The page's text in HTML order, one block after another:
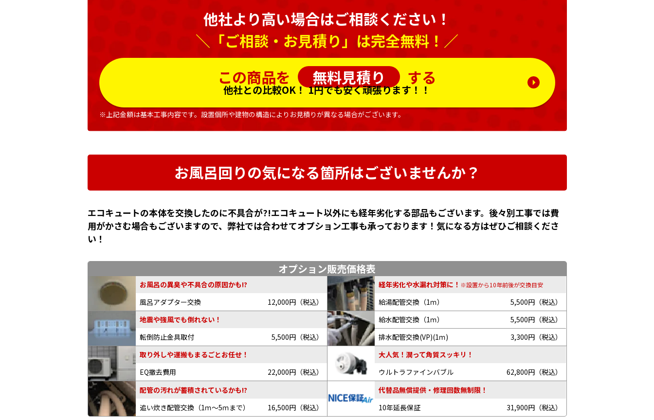
他社より高い場合はご相談ください！
＼「ご相談・お見積り」は完全無料！／
この商品を
無料見積り する
他社との比較OK！1円でも安く頑張ります！！
※上記金額は基本工事内容です。設置個所や建物の構造によりお見積りが異なる場合がございます。
お風呂回りの気になる箇所はございませんか？
エコキュートの本体を交換したのに不具合が?!エコキュート以外にも経年劣化する部品もございます。後々別工事では費
用がかさむ場合もございますので、弊社では合わせてオプション工事も承っております！気になる方はぜひご相談くださ
い！
オプション販売価格表
お風呂の異臭や不具合の原因かも!?
風呂アダプター交換
12,000円（税込）
経年劣化や水漏れ対策に！ ※設置から10年前後が交換目安
給湯配管交換（1ｍ）
5,500円（税込）
給水配管交換（1ｍ）
5,500円（税込）
排水配管交換(VP)(1ｍ)
3,300円（税込）
地震や強風でも倒れない！
転倒防止金具取付
5,500円（税込）
取り外しや運搬もまるごとお任せ！
EQ撤去費用
22,000円（税込）
大人気！潤って角質スッキリ！
ウルトラファインバブル
62,800円（税込）
配管の汚れが蓄積されているかも!?
追い炊き配管交換 （1ｍ～5ｍまで） 16,500円（税込）
代替品無償提供・修理回数無制限！
10年延長保証
31,900円（税込）